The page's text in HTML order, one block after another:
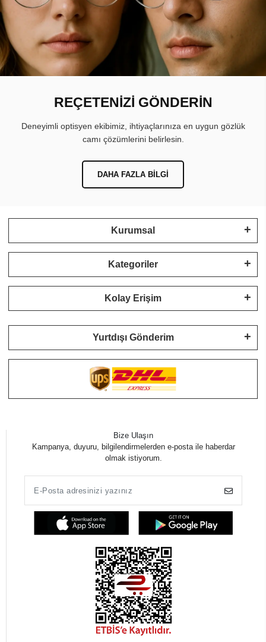
REÇETENİZİ GÖNDERİN
Deneyimli optisyen ekibimiz, ihtiyaçlarınıza en uygun gözlük
camı çözümlerini belirlesin.
DAHA FAZLA BILGI
Kurumsal
Kategoriler
Kolay Erişim
Yurtdışı Gönderim
Bize Ulaşın
Kampanya, duyuru, bilgilendirmelerden e-posta ile haberdar
olmak istiyorum.